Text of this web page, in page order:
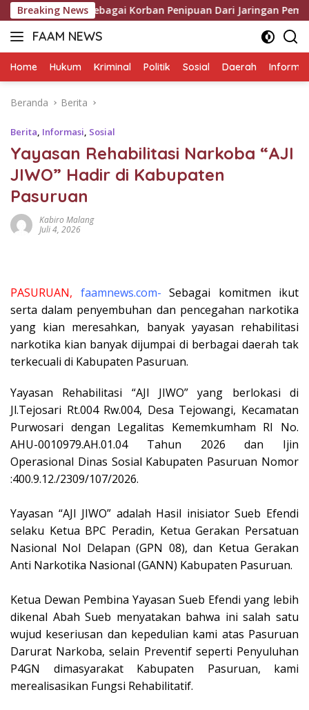
Langsung
ke
konten
Breaking News
Korban Penipuan Dari Jaringan Pemasok PT. DAB
FAAM NEWS
Mengungkap
Mengawal
Home Hukum Kriminal Politik Sosial Daerah
Beranda Berita
Berita, Informasi, Sosial
Yayasan Rehabilitasi Narkoba “AJI
JIWO” Hadir di Kabupaten
Pasuruan ‎
Kabiro Malang
Juli 4, 2026
PASURUAN, faamnews.com- Sebagai komitmen ikut
serta dalam penyembuhan dan pencegahan narkotika
yang kian meresahkan, banyak yayasan rehabilitasi
narkotika kian banyak dijumpai di berbagai daerah tak
terkecuali di Kabupaten Pasuruan.
Yayasan Rehabilitasi “AJI JIWO” yang berlokasi di
Jl.Tejosari Rt.004 Rw.004, Desa Tejowangi, Kecamatan
Purwosari dengan Legalitas Kememkumham RI No.
AHU-0010979.AH.01.04 Tahun 2026 dan Ijin
Operasional Dinas Sosial Kabupaten Pasuruan Nomor
:400.9.12./2309/107/2026.
‎Yayasan “AJI JIWO” adalah Hasil inisiator Sueb Efendi
selaku Ketua BPC Peradin, Ketua Gerakan Persatuan
Nasional Nol Delapan (GPN 08), dan Ketua Gerakan
Anti Narkotika Nasional (GANN) Kabupaten Pasuruan.
‎Ketua Dewan Pembina Yayasan Sueb Efendi yang lebih
dikenal Abah Sueb menyatakan bahwa ini salah satu
wujud keseriusan dan kepedulian kami atas Pasuruan
Darurat Narkoba, selain Preventif seperti Penyuluhan
P4GN dimasyarakat Kabupaten Pasuruan, kami
merealisasikan Fungsi Rehabilitatif.